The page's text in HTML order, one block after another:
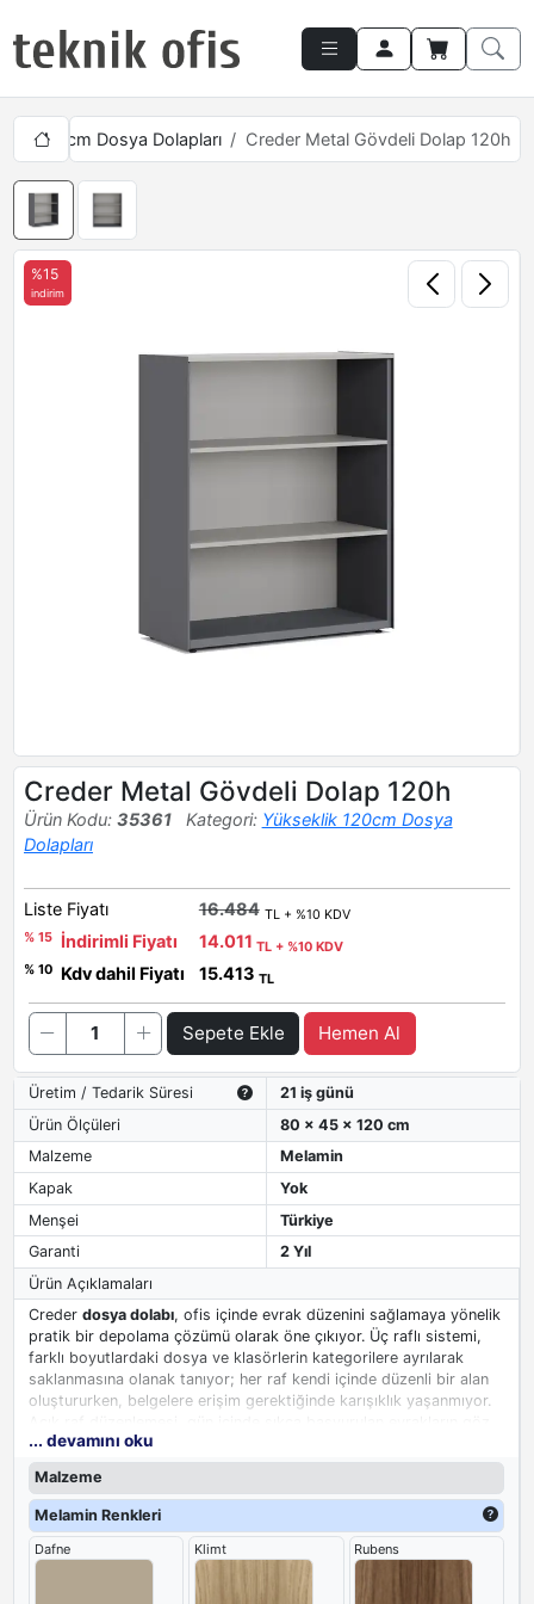
120cm Dosya Dolapları Creder Metal Gövdeli Dolap 120h
%15
indirim
Creder Metal Gövdeli Dolap 120h
Ürün Kodu: 35361 Kategori: Yükseklik 120cm Dosya
Dolapları
Liste Fiyatı 16.484 TL + %10 KDV
% 15
İndirimli Fiyatı 14.011 TL + %10 KDV
% 10
Kdv dahil Fiyatı 15.413 TL
Sepete Ekle Hemen Al
Üretim / Tedarik Süresi
21 iş günü
Ürün Ölçüleri
80 x 45 x 120 cm
Malzeme
Melamin
Kapak
Yok
Menşei
Türkiye
Garanti
2 Yıl
Ürün Açıklamaları
Creder dosya dolabı, ofis içinde evrak düzenini sağlamaya yönelik
pratik bir depolama çözümü olarak öne çıkıyor. Üç raflı sistemi,
farklı boyutlardaki dosya ve klasörlerin kategorilere ayrılarak
saklanmasına olanak tanıyor; her raf kendi içinde düzenli bir alan
oluştururken, belgelere erişim gerektiğinde karışıklık yaşanmıyor.
önünde tutulmasını sağlıyor, böylece dolap kapağını her seferinde
açıp kapama zahmeti ortadan kalkıyor ve çalışma akışı kesintiye
uğramıyor. Raf aralıkları, standart dosya boyutlarına uyum
göstererek klasörlerin rahatça yerleştirilmesine imkan veriyor.
Yan panellerde kullanılan metal malzeme, dolaba sağlam ve
dayanıklı bir karakter kazandırıyor. Bu metal yan yüzeyler,
endüstriyel dokusuyla ofis mobilyaları arasında güvenilir bir duruş
... devamını oku
Malzeme
Melamin Renkleri
Dafne Klimt Rubens